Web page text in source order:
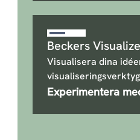
Beckers
Visualisera dina
Experimentera